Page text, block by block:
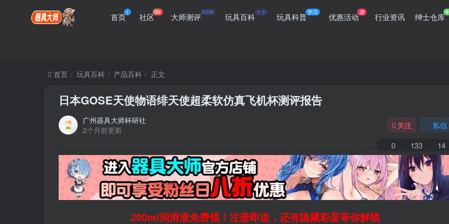
首页1 社区99 大师测评NEW 玩具百科大全 玩具科普学习 优惠活动惠 行业资讯 绅士仓库
首页 玩具百科 产品百科 正文
日本GOSE天使物语绯天使超柔软仿真飞机杯测评报告
广州器具大师杯研社
2个月前更新
关注 私信
0 133 14
200ml润滑液免费领！注册即送，还有隐藏彩蛋等你解锁